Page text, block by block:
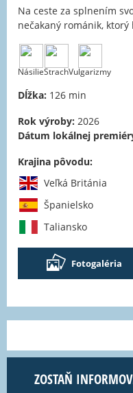
Na ceste za splnením
nečakaný románik,
NásilieStrachVulgarizmy
Dĺžka: 126 min
Rok výroby: 2026
Dátum lokálnej
Krajina pôvodu:
Veľká Británia
Španielsko
Taliansko
Fotogaléria
ZOSTAŇ